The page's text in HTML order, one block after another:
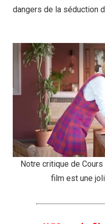
dangers de la séduction
Notre critique de
film est une